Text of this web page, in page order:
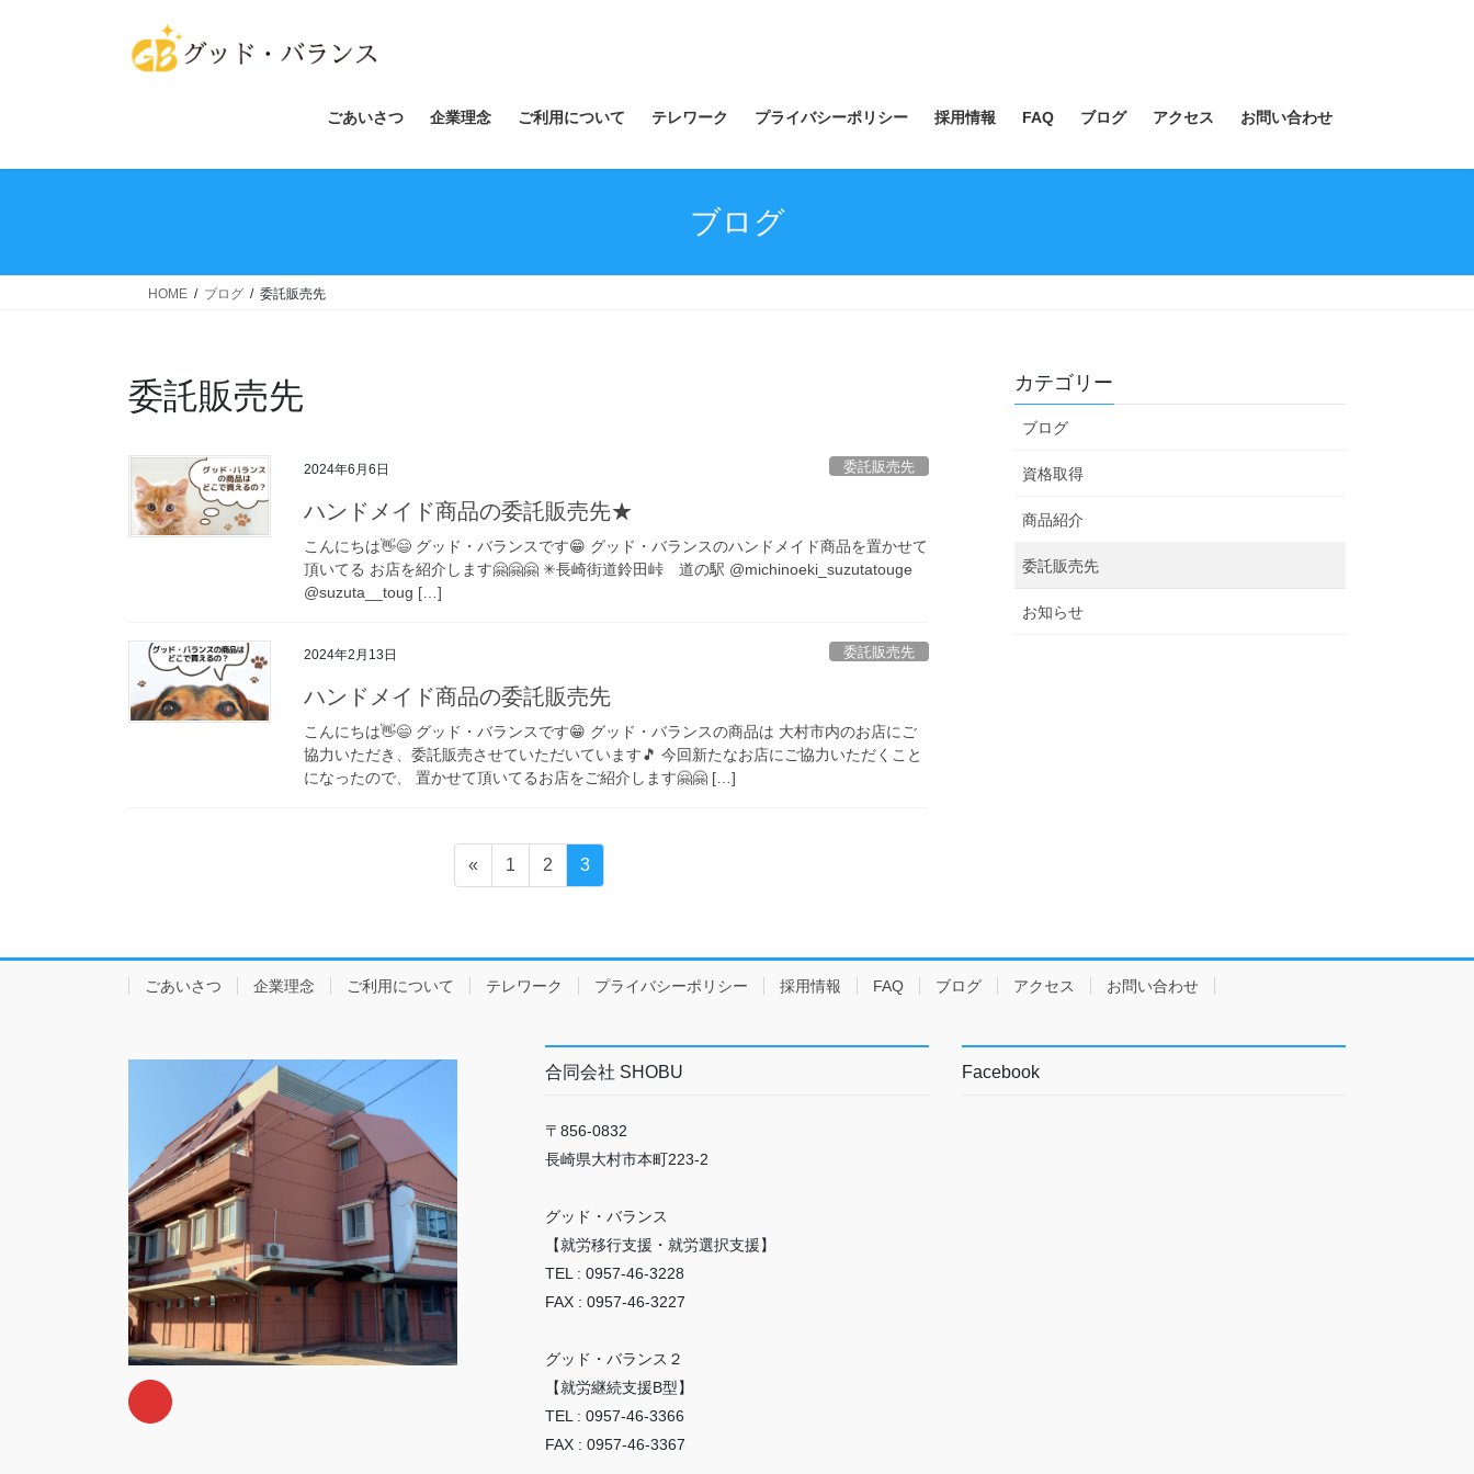
ス
ン
ごあいさつ 企業理念 ご利用について テレワーク プライバシーポリシー 採用情報 FAQ ブログ アクセス お問い合わせ
ブログ
HOME ブログ 委託販売先
委託販売先
2024年6月6日 委託販売先
ハンドメイド商品の委託販売先★
こんにちは👋😄 グッド・バランスです😁 グッド・バランスのハンドメイド商品を置かせて
頂いてる お店を紹介します🤗🤗🤗 ✳︎長崎街道鈴田峠 道の駅 @michinoeki_suzutatouge
@suzuta__toug […]
2024年2月13日 委託販売先
ハンドメイド商品の委託販売先
こんにちは👋😄 グッド・バランスです😁 グッド・バランスの商品は 大村市内のお店にご
協力いただき、委託販売させていただいています🎵 今回新たなお店にご協力いただくこと
になったので、 置かせて頂いてるお店をご紹介します🤗🤗 […]
ペ
ー
«
固
定
ジ
1
固
定
ジ
2
固
定
ジ
3
カテゴリー
ブログ
資格取得
商品紹介
委託販売先
お知らせ
ごあいさつ 企業理念 ご利用について テレワーク プライバシーポリシー 採用情報 FAQ ブログ アクセス お問い合わせ
合同会社 SHOBU
〒856-0832
長崎県大村市本町223-2
グッド・バランス
【就労移行支援・就労選択支援】
TEL : 0957-46-3228
FAX : 0957-46-3227
グッド・バランス２
【就労継続支援B型】
TEL : 0957-46-3366
FAX : 0957-46-3367
Facebook